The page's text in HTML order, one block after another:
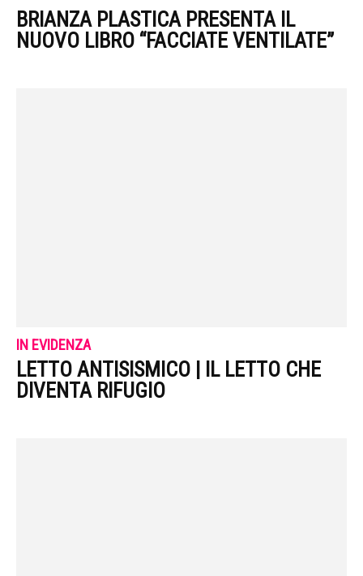
BRIANZA PLASTICA PRESENTA IL
NUOVO LIBRO “FACCIATE VENTILATE”
IN EVIDENZA
LETTO ANTISISMICO | IL LETTO CHE
DIVENTA RIFUGIO